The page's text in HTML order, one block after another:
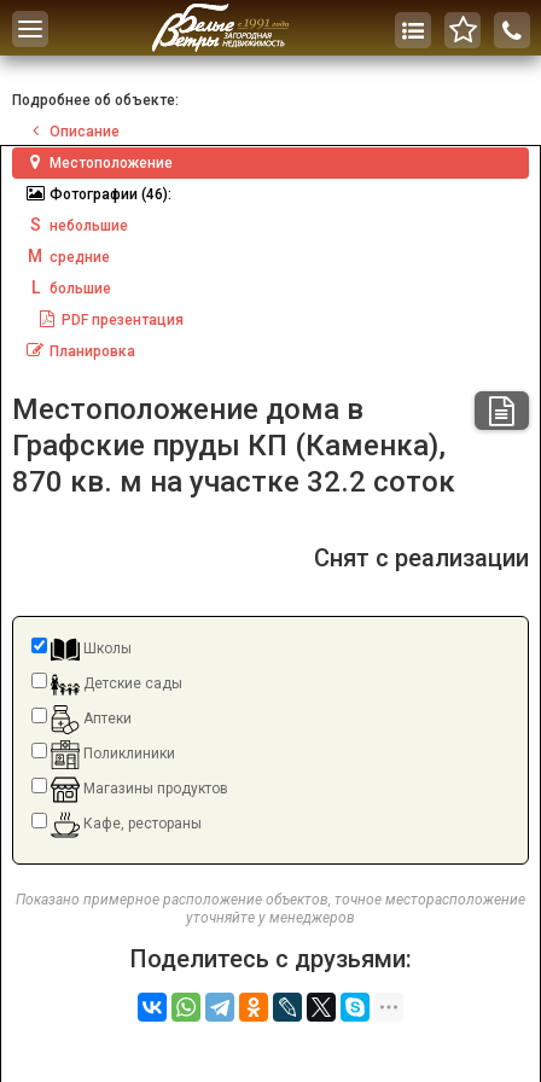
Toggle
navigation
Подробнее об объекте:
Описание
Местоположение
Фотографии (46):
S небольшие
M средние
L
большие
PDF презентация
Планировка
Местоположение дома в
Графские пруды КП (Каменка),
870 кв. м на участке 32.2 соток
Снят с реализации
Школы
Детские сады
Аптеки
Поликлиники
Магазины продуктов
Кафе, рестораны
Показано примерное расположение объектов, точное месторасположение
уточняйте у менеджеров
Поделитесь с друзьями: